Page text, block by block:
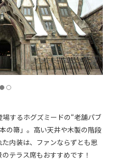
するホグズミードの“老舗パブ
の箒」。高い天井や木製の階段
内装は、ファンならずとも思
テラス席もおすすめです！